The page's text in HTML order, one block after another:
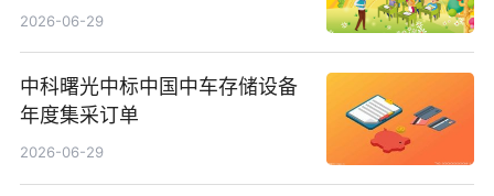
2026-06-29
中科曙光中标中国中车存储设备
年度集采订单
2026-06-29